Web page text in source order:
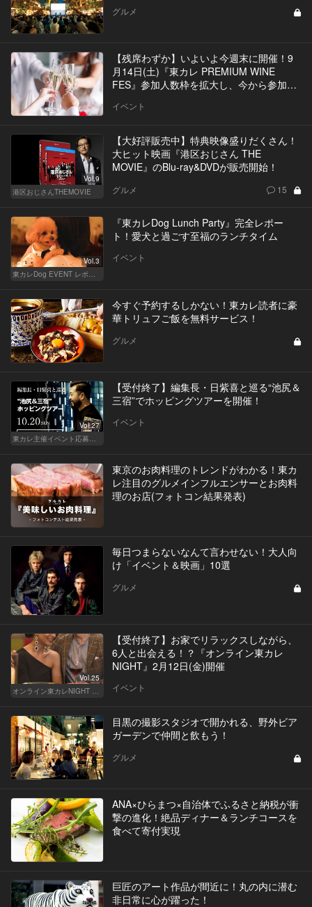
グルメ
【残席わずか】いよいよ今週末に開催！9
月14日(土)『東カレ PREMIUM WINE
FES』参加人数枠を拡大し、今から参加が
イベント
Vol.9
港区おじさんTHEMOVIE
【大好評販売中】特典映像盛りだくさん！
大ヒット映画『港区おじさん THE
MOVIE』のBlu-ray&DVDが販売開始！
グルメ 15
Vol.3
東カレDog EVENT レポート
『東カレDog Lunch Party』完全レポー
ト！愛犬と過ごす至福のランチタイム
イベント
今すぐ予約するしかない！東カレ読者に豪
華トリュフご飯を無料サービス！
グルメ
Vol.27
東カレ主催イベント応募詳細記事一覧
【受付終了】編集長・日紫喜と巡る“池尻＆
三宿”でホッピングツアーを開催！
イベント
東京のお肉料理のトレンドがわかる！東カ
レ注目のグルメインフルエンサーとお肉料
理のお店(フォトコン結果発表)
毎日つまらないなんて言わせない！大人向
け「イベント＆映画」10選
グルメ
Vol.25
【受付終了】お家でリラックスしながら、
6人と出会える！？『オンライン東カレ
NIGHT』2月12日(金)開催
イベント
目黒の撮影スタジオで開かれる、野外ビア
ガーデンで仲間と飲もう！
グルメ
ANA×ひらまつ×自治体でふるさと納税が衝
撃の進化！絶品ディナー＆ランチコースを
食べて寄付実現
巨匠のアート作品が間近に！丸の内に潜む
非日常に心が躍った！